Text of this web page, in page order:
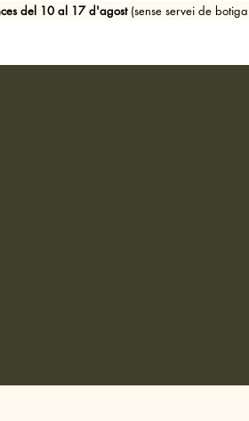
del 10 al 17 d'agost(sense servei de